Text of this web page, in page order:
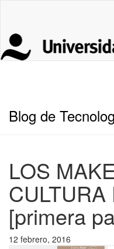
Blog de
LOS
[primera
12 febrero, 2016